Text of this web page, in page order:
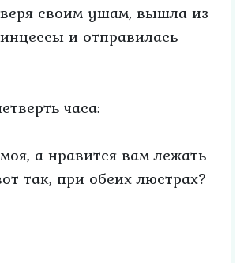
своим ушам, вышла из
и отправилась
часа:
а нравится вам лежать
так, при обеих люстрах?